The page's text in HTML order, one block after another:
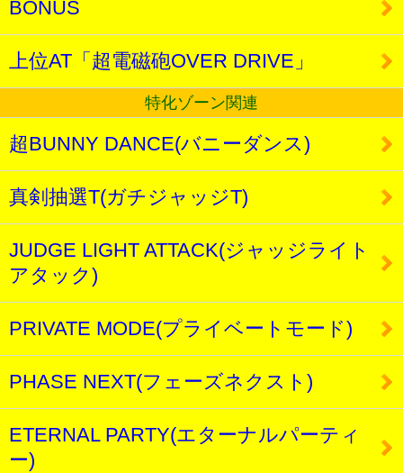
BONUS
上位AT「超電磁砲OVER DRIVE」
特化ゾーン関連
超BUNNY DANCE(バニーダンス)
真剣抽選T(ガチジャッジT)
JUDGE LIGHT ATTACK(ジャッジライト
アタック)
PRIVATE MODE(プライベートモード)
PHASE NEXT(フェーズネクスト)
ETERNAL PARTY(エターナルパーティ
ー)